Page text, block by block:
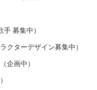
募集中）
クターデザイン募集中）
企画中）